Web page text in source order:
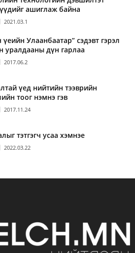
ашиглаж байна
2021.03.1
Улаанбаатар” сэдэвт гэрэл
уралдааны дүн гарлаа
2017.06.2
үед нийтийн тээврийн
тоог нэмнэ гэв
2017.11.24
тэтгэгч усаа хэмнэе
2022.03.22